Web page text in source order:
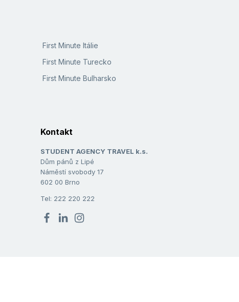
First Minute Itálie
First Minute Turecko
First Minute Bulharsko
Kontakt
STUDENT AGENCY TRAVEL k.s.
Dům pánů z Lipé
Náměstí svobody 17
602 00 Brno
Tel: 222 220 222